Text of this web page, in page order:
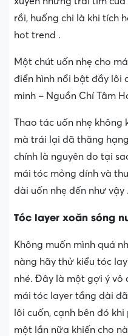
rồi, huống chi là khi tích
hot trend .
Một chút uốn nhẹ cho
điển hình nổi bật đầy lôi
minh – Nguồn Chí Tâm
Thao tác uốn nhẹ không
mà trái lại đã thăng
chính là nguyên do tại
mái tóc mỏng dính và
dài uốn nhẹ đến như vậy .
Tóc layer xoăn sóng
Không muốn mình quá
nàng hãy thử kiểu tóc
nhé. Đây là một gợi ý vô
mái tóc layer tầng dài
lôi cuốn, cạnh bên đó
một lần nữa khiến cho